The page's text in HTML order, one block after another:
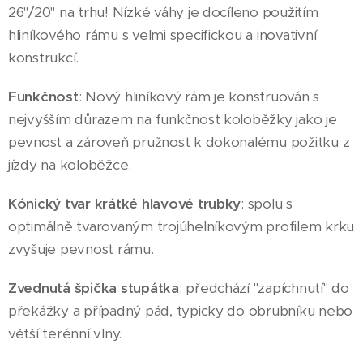
26"/20" na trhu! Nízké váhy je docíleno použitím
hliníkového rámu s velmi specifickou a inovativní
konstrukcí.
Funkčnost: Nový hliníkový rám je konstruován s
nejvyšším důrazem na funkčnost koloběžky jako je
pevnost a zároveň pružnost k dokonalému požitku z
jízdy na koloběžce.
Kónický tvar krátké hlavové trubky: spolu s
optimálně tvarovaným trojúhelníkovým profilem krku
zvyšuje pevnost rámu.
Zvednutá špička stupátka: předchází "zapíchnutí" do
překážky a případný pád, typicky do obrubníku nebo
větší terénní vlny.